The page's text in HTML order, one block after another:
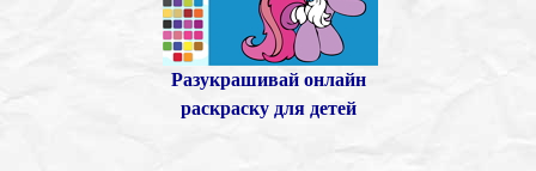
Разукрашивай онлайн
раскраску для детей